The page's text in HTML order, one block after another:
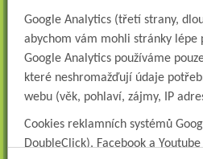
Albertinum, odborný léčebný ústav, přijme do
SESTRA na oddělení pneumologie a
Logoped/klinický logoped
Albertinum, OLÚ,
KLINICKÉHO LOGOPEDA Nab...
Ergoterapeut/ka
Albertinum, odborný léčebný ústav, přijme do
Google Analytics (třetí strany,
abychom vám mohli stránky lépe
Google Analytics používáme
které neshromažďují údaje
webu (věk, pohlaví, zájmy, IP
Cookies reklamních systémů
DoubleClick), Facebook a